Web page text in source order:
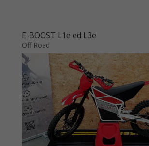
E-BOOST L1e ed L3e
Off Road